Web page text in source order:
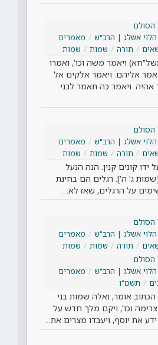
הסולם
אשלג | הרב"ש
מאמרים
תורה שמות שמות
ויאמר משה וכו', ואמרו
אליהם. ויאמר אלקים אל
ויאמר כה תאמר לבני
הסולם
אשלג | הרב"ש
מאמרים
תורה שמות שמות
ידו קונים קנין. הנה הנעל
ג' ה']. רגלים הם בחינת
על הרגלים, שאז לא…
הסולם
אשלג | הרב"ש
מאמרים
תורה שמות
שמות
הסולם
אשלג | הרב"ש
מאמרים
תשמ"ו
אומר, ואלה שמות בני
וכו', ויקם מלך חדש על
את יוסף, ויעבדו מצרים את…